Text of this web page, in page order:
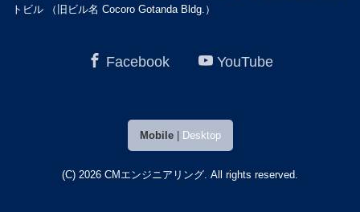
トビル （旧ビル名 Cocoro Gotanda Bldg.）
Facebook YouTube
Mobile| Desktop
(C) 2026 CMエンジニアリング . All rights reserved.